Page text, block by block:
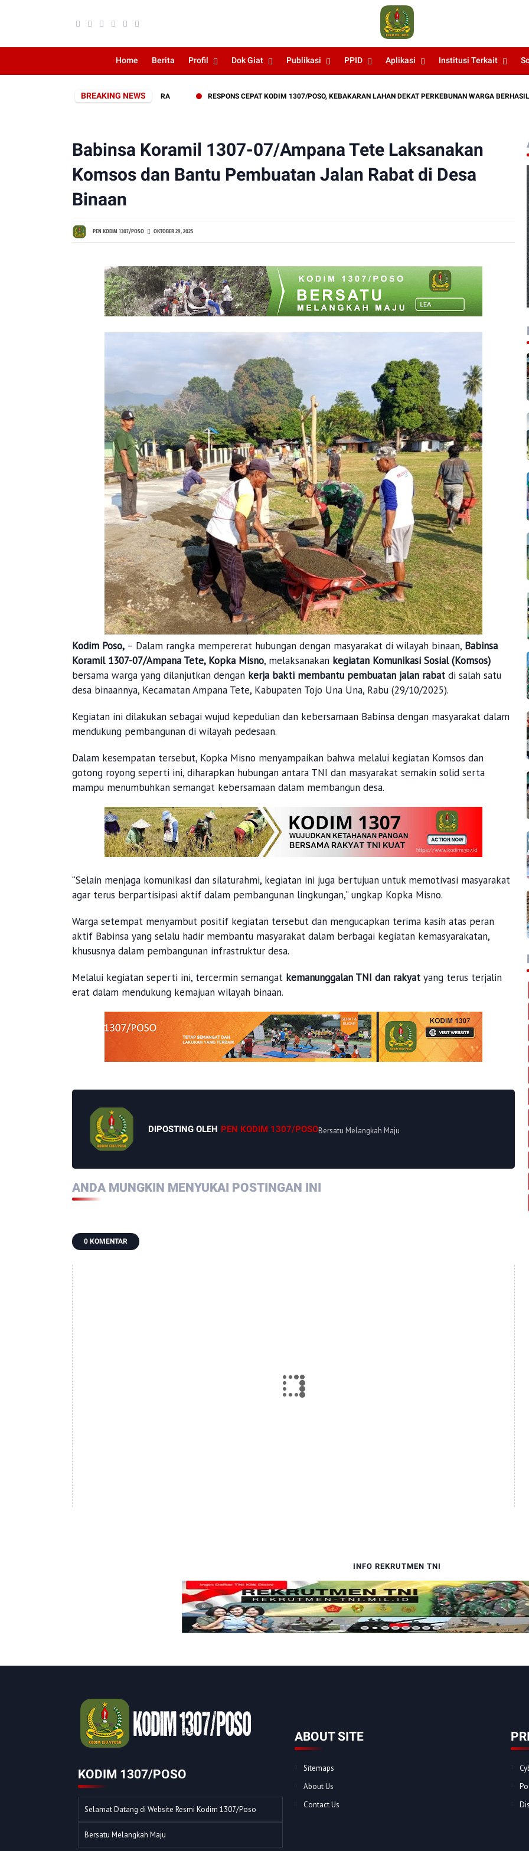
Home Berita Profil Dok Giat Publikasi PPID Aplikasi Institusi Terkait
BREAKING NEWS
HUT KE-1 KODAM XXIII/PALAKA WIRA RESPONS CEPAT KODIM 1307/POSO, KEBAKARAN LAHAN DEKAT PERKEBUNAN WARGA BERHASIL
Babinsa Koramil 1307-07/Ampana Tete Laksanakan
Komsos dan Bantu Pembuatan Jalan Rabat di Desa
Binaan
PEN KODIM 1307/POSO OKTOBER 29, 2025
Kodim Poso, – Dalam rangka mempererat hubungan dengan masyarakat di wilayah binaan, Babinsa
Koramil 1307-07/Ampana Tete, Kopka Misno, melaksanakan kegiatan Komunikasi Sosial (Komsos)
bersama warga yang dilanjutkan dengan kerja bakti membantu pembuatan jalan rabat di salah satu
desa binaannya, Kecamatan Ampana Tete, Kabupaten Tojo Una Una, Rabu (29/10/2025).
Kegiatan ini dilakukan sebagai wujud kepedulian dan kebersamaan Babinsa dengan masyarakat dalam
mendukung pembangunan di wilayah pedesaan.
Dalam kesempatan tersebut, Kopka Misno menyampaikan bahwa melalui kegiatan Komsos dan
gotong royong seperti ini, diharapkan hubungan antara TNI dan masyarakat semakin solid serta
mampu menumbuhkan semangat kebersamaan dalam membangun desa.
“Selain menjaga komunikasi dan silaturahmi, kegiatan ini juga bertujuan untuk memotivasi masyarakat
agar terus berpartisipasi aktif dalam pembangunan lingkungan,” ungkap Kopka Misno.
Warga setempat menyambut positif kegiatan tersebut dan mengucapkan terima kasih atas peran
aktif Babinsa yang selalu hadir membantu masyarakat dalam berbagai kegiatan kemasyarakatan,
khususnya dalam pembangunan infrastruktur desa.
Melalui kegiatan seperti ini, tercermin semangat kemanunggalan TNI dan rakyat yang terus terjalin
erat dalam mendukung kemajuan wilayah binaan.
DIPOSTING OLEH PEN KODIM 1307/POSOBersatu Melangkah Maju
ANDA MUNGKIN MENYUKAI POSTINGAN INI
0 KOMENTAR
INFO REKRUTMEN TNI
KODIM 1307/POSO
Selamat Datang di Website Resmi Kodim 1307/Poso
Bersatu Melangkah Maju
ABOUT SITE
Sitemaps
About Us
Contact Us